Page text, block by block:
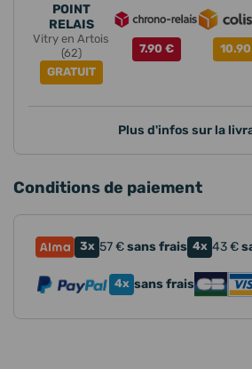
POINT
RELAIS
Vitry en Artois
(62)
GRATUIT
7.90 €
Plus d'infos sur la
Conditions de paiement
3x 57€sans frais 4x 43€
4x sans frais